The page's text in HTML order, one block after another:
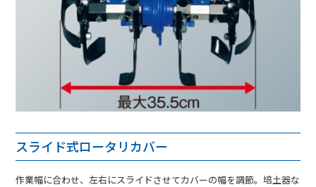
スライド式ロータリカバー
作業幅に合わせ、左右にスライドさせてカバーの幅を調節。培土器な